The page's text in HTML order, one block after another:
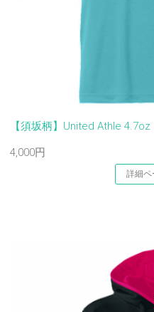
【須坂柄】United Athle
4,000円
詳細ペ